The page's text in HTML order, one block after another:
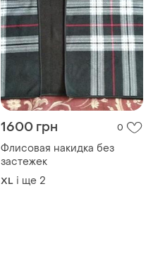
1600 грн 0
Флисовая накидка без
застежек
XL і ще 2